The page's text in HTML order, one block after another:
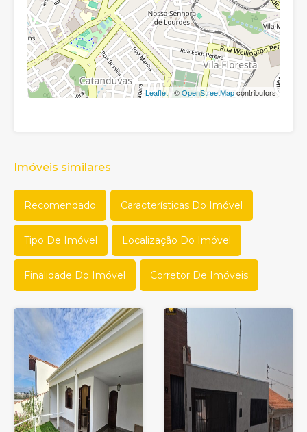
Leaflet| ©OpenStreetMapcontributors
Imóveis similares
Recomendado Características Do Imóvel
Tipo De Imóvel Localização Do Imóvel
Finalidade Do Imóvel Corretor De Imóveis